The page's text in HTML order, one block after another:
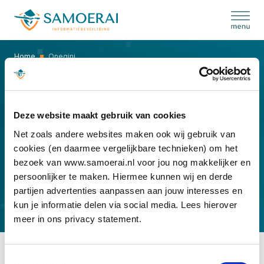
Deze website maakt gebruik van cookies
Net zoals andere websites maken ook wij gebruik van
cookies (en daarmee vergelijkbare technieken) om het
bezoek van www.samoerai.nl voor jou nog makkelijker en
persoonlijker te maken. Hiermee kunnen wij en derde
partijen advertenties aanpassen aan jouw interesses en
kun je informatie delen via social media. Lees hierover
meer in ons privacy statement.
Home Onegini
ONEGINI